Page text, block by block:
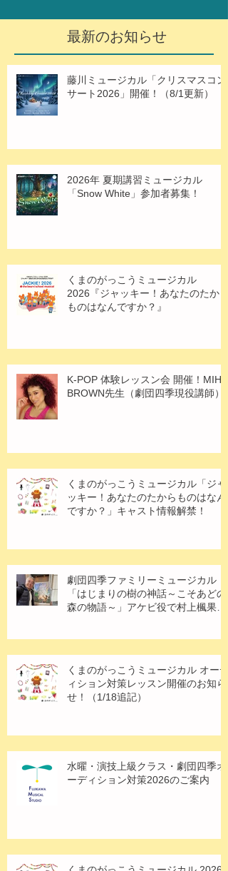
最新のお知らせ
藤川ミュージカル「クリスマスコン
サート2026」開催！（8/1更新）
2026年 夏期講習ミュージカル
「Snow White」参加者募集！
くまのがっこうミュージカル
2026『ジャッキー！あなたのたから
ものはなんですか？』
K-POP 体験レッスン会 開催！MIHO
BROWN先生（劇団四季現役講師）
くまのがっこうミュージカル「ジャ
ッキー！あなたのたからものはなん
ですか？」キャスト情報解禁！
劇団四季ファミリーミュージカル
「はじまりの樹の神話～こそあどの
森の物語～」アケビ役で村上楓果さ
くまのがっこうミュージカル オーデ
ィション対策レッスン開催のお知ら
せ！（1/18追記）
水曜・演技上級クラス・劇団四季オ
ーディション対策2026のご案内